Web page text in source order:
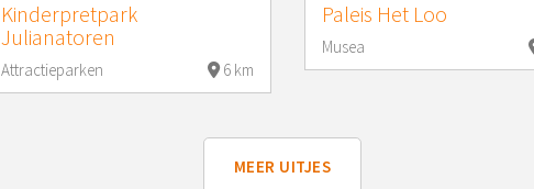
Kinderpretpark
Julianatoren
Attractieparken 6 km
Paleis Het Loo
Musea
MEER UITJES